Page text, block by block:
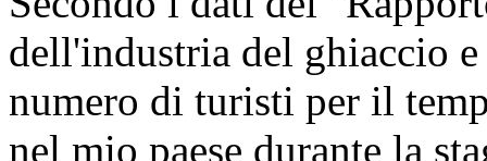
dell'industria del ghiaccio
numero di turisti per il
nel mio paese durante la